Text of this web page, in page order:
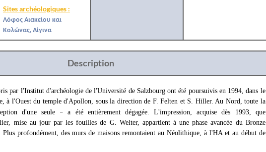
Sites archéologiques :
Λόφος Αιακείου και
Κολώνας, Αίγινα
Description
par l'Institut d'archéologie de l'Université de Salzbourg ont été poursuivis en 1994, dans le
à l'Ouest du temple d'Apollon, sous la direction de F. Felten et S. Hiller. Au Nord, toute la
d'une seule – a été entièrement dégagée. L'impression, acquise dès 1993, que
mise au jour par les fouilles de G. Welter, appartient à une phase avancée du Bronze
profondément, des murs de maisons remontaient au Néolithique, à l'ΗΑ et au début de